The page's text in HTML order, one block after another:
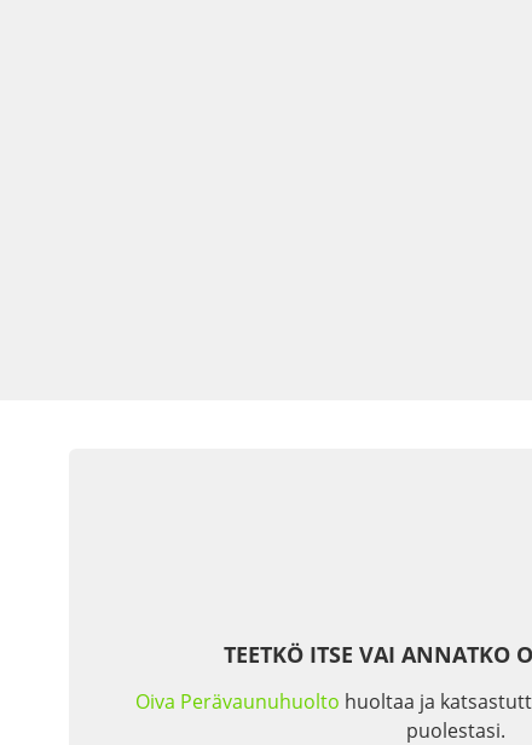
TEETKÖ ITSE VAI ANNATKO
Oiva Perävaunuhuolto huoltaa ja
puolestasi.